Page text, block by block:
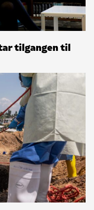
tilgangen til